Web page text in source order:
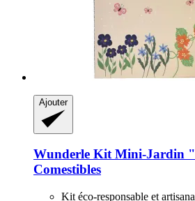
Ajouter
Wunderle Kit Mini-​Jardin
Comestibles
Kit éco-responsable et